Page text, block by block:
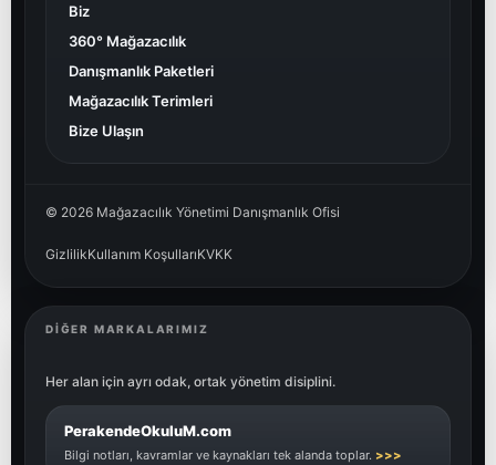
Biz
360° Mağazacılık
Danışmanlık Paketleri
Mağazacılık Terimleri
Bize Ulaşın
© 2026 Mağazacılık Yönetimi Danışmanlık Ofisi
GizlilikKullanım KoşullarıKVKK
DIĞER MARKALARIMIZ
Her alan için ayrı odak, ortak yönetim disiplini.
PerakendeOkuluM.com
Bilgi notları, kavramlar ve kaynakları tek alanda toplar. >>>